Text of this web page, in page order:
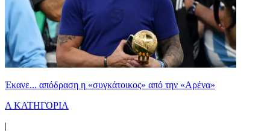
Έκανε... απόδραση η «συγκάτοικος» από την «Αρένα»
Α ΚΑΤΗΓΟΡΙΑ
|